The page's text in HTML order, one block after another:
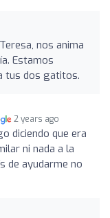
nos anima
Estamos
tus dos gatitos.
2 years ago
diciendo que era
ni nada a la
de ayudarme no